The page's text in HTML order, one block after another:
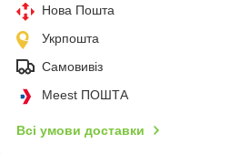
Нова Пошта
Укрпошта
Самовивіз
Meest ПОШТА
Всі умови доставки